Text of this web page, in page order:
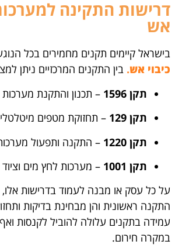
דרישות התקינה
אש
בישראל קיימים תקנים מחמירים בכל
כיבוי אש. בין התקנים המרכזיים ניתן
תקן 1596
– תכנון והתקנת
תקן 129
– תחזוקת מטפים
תקן 1220
– התקנה ותפעול
תקן 1001
– מערכות לחץ מים וציוד
על כל עסק או מבנה לעמוד בדרישות
התקנה ראשונית והן מבחינת בדיקות
עמידה בתקנים עלולה להוביל לקנסות ואף
במקרה חירום.